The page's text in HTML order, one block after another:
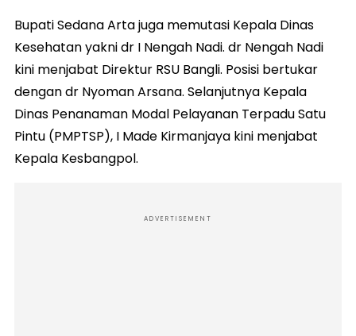
Bupati Sedana Arta juga memutasi Kepala Dinas
Kesehatan yakni dr I Nengah Nadi. dr Nengah Nadi
kini menjabat Direktur RSU Bangli. Posisi bertukar
dengan dr Nyoman Arsana. Selanjutnya Kepala
Dinas Penanaman Modal Pelayanan Terpadu Satu
Pintu (PMPTSP), I Made Kirmanjaya kini menjabat
Kepala Kesbangpol.
ADVERTISEMENT